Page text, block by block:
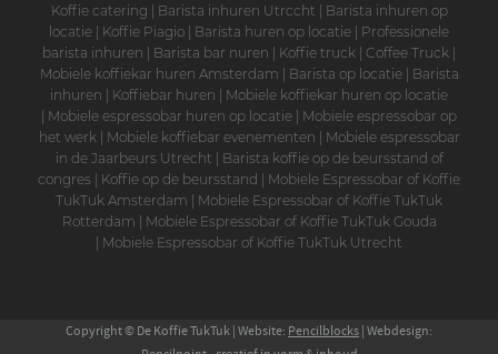
Koffie catering
Barista inhuren Utrccht
Barista inhuren op
locatie
Koffie Piagio Barista huren op locatie
Professionele
barista inhuren
Barista bar nuren Koffie truck Coffee Truck
Mobiele koffiekar huren Amsterdam
Barista op locatie| Barista
inhuren
Koffiebar huren
Mobiele koffiekar huren op locatie
Mobiele espressobar huren op locatie
Mobiele espressobar op
het werk
Mobiele koffiebar evenementen
Mobiele espressobar
in de Jaarbeurs Utrecht
Barista koffie op de beursstand of
congres
Koffie op de beursstand
Mobiele Espressobar of Koffie
TukTuk Amsterdam
Mobiele Espressobar of Koffie TukTuk
Rotterdam
Mobiele Espressobar of Koffie TukTuk Gouda
Mobiele Espressobar of Koffie TukTuk Utrecht
Copyright © De Koffie TukTuk| Website: Pencilblocks| Webdesign: